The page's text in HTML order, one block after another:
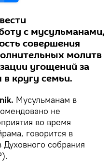
с мусульманами,
совершения
молитв
угощений за
кругу семьи.
Мусульманам в
не
во время
говорится в
собрания